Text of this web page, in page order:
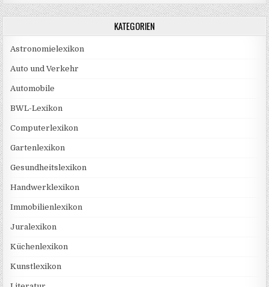
KATEGORIEN
Astronomielexikon
Auto und Verkehr
Automobile
BWL-Lexikon
Computerlexikon
Gartenlexikon
Gesundheitslexikon
Handwerklexikon
Immobilienlexikon
Juralexikon
Küchenlexikon
Kunstlexikon